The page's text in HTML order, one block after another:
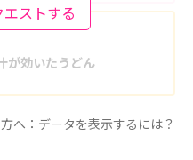
ストする
が効いたうどん
へ：データを表示するには？